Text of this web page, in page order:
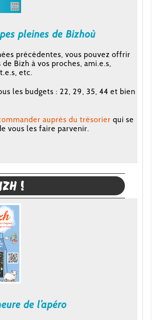
pleines de Bizhoù
précédentes, vous pouvez offrir
Bizh à vos proches, ami.e.s,
etc.
les budgets : 22, 29, 35, 44 et bien
auprès du trésorier qui se
vous les faire parvenir.
!
de l’apéro